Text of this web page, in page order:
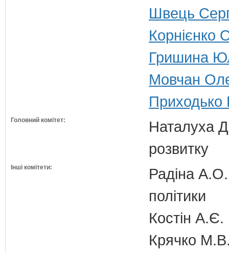
Швець
Корнієнко
Гришина
Мовчан
Приходько
Головний комітет:
Наталуха
розвитку
Інші комітети:
Радіна А.О.
політики
Костін А.Є.
Крячко